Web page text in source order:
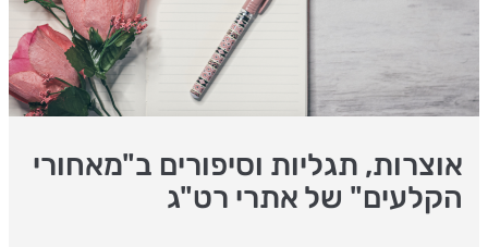
אוצרות, תגליות וסיפורים ב"מאחורי
הקלעים" של אתרי רט"ג